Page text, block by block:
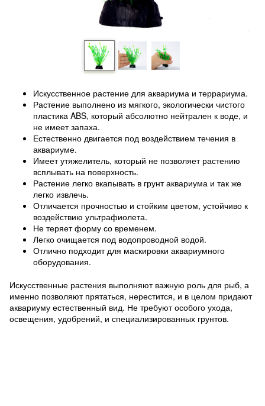
Искусственное растение для аквариума и террариума.
Растение выполнено из мягкого, экологически чистого
пластика ABS, который абсолютно нейтрален к воде, и
не имеет запаха.
Естественно двигается под воздействием течения в
аквариуме.
Имеет утяжелитель, который не позволяет растению
всплывать на поверхность.
Растение легко вкапывать в грунт аквариума и так же
легко извлечь.
Отличается прочностью и стойким цветом, устойчиво к
воздействию ультрафиолета.
Не теряет форму со временем.
Легко очищается под водопроводной водой.
Отлично подходит для маскировки аквариумного
оборудования.
Искусственные растения выполняют важную роль для рыб, а
именно позволяют прятаться, нерестится, и в целом придают
аквариуму естественный вид. Не требуют особого ухода,
освещения, удобрений, и специализированных грунтов.